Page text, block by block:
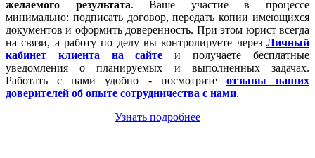
желаемого результата. Ваше участие в процессе
минимально: подписать договор, передать копии имеющихся
документов и оформить доверенность. При этом юрист всегда
на связи, а работу по делу вы контролируете через Личный
кабинет клиента на сайте и получаете бесплатные
уведомления о планируемых и выполненных задачах.
Работать с нами удобно - посмотрите отзывы наших
доверителей об опыте сотрудничества с нами.
Узнать подробнее